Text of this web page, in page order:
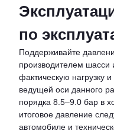
по
Поддерживайте
производителем шасси
фактическую нагрузку
ведущей оси данного
порядка 8.5–9.0 бар в
итоговое давление
автомобиле и